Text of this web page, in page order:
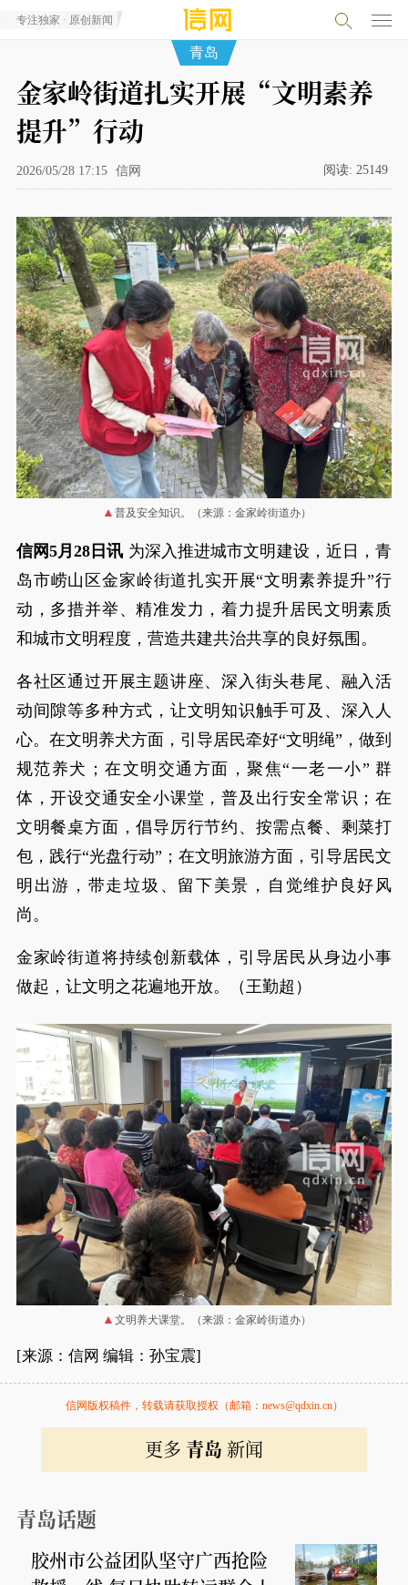
专注独家 · 原创新闻
青岛
金家岭街道扎实开展“文明素养
提升”行动
2026/05/28 17:15 信网 阅读: 25149
普及安全知识。（来源：金家岭街道办）
信网5月28日讯 为深入推进城市文明建设，近日，青
岛市崂山区金家岭街道扎实开展“文明素养提升”行
动，多措并举、精准发力，着力提升居民文明素质
和城市文明程度，营造共建共治共享的良好氛围。
各社区通过开展主题讲座、深入街头巷尾、融入活
动间隙等多种方式，让文明知识触手可及、深入人
心。在文明养犬方面，引导居民牵好“文明绳”，做到
规范养犬；在文明交通方面，聚焦“一老一小” 群
体，开设交通安全小课堂，普及出行安全常识；在
文明餐桌方面，倡导厉行节约、按需点餐、剩菜打
包，践行“光盘行动”；在文明旅游方面，引导居民文
明出游，带走垃圾、留下美景，自觉维护良好风
尚。
金家岭街道将持续创新载体，引导居民从身边小事
做起，让文明之花遍地开放。（王勤超）
文明养犬课堂。（来源：金家岭街道办）
[来源：信网 编辑：孙宝震]
信网版权稿件，转载请获取授权（邮箱：news@qdxin.cn）
更多 青岛 新闻
青岛话题
胶州市公益团队坚守广西抢险